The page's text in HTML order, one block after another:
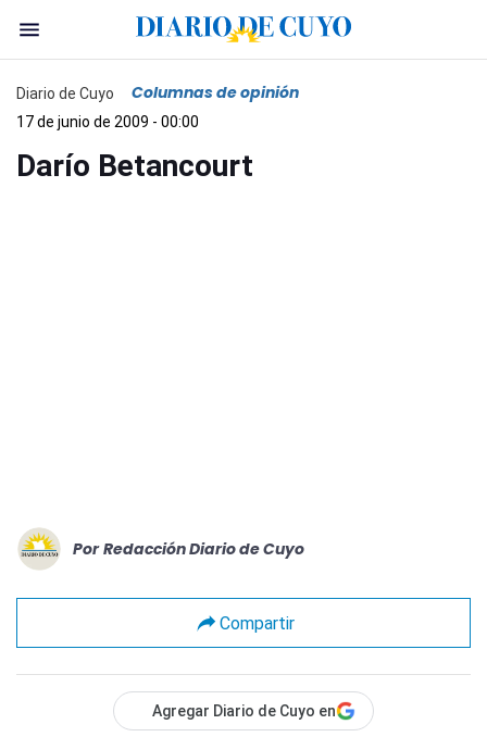
Diario de Cuyo Columnas de opinión
17 de junio de 2009 - 00:00
Darío Betancourt
Por Redacción Diario de Cuyo
Compartir
Agregar Diario de Cuyo en